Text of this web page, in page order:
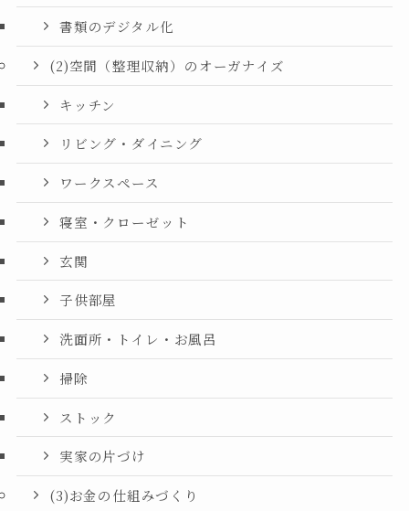
書類のデジタル化
(2)空間（整理収納）のオーガナイズ
キッチン
リビング・ダイニング
ワークスペース
寝室・クローゼット
玄関
子供部屋
洗面所・トイレ・お風呂
掃除
ストック
実家の片づけ
(3)お金の仕組みづくり